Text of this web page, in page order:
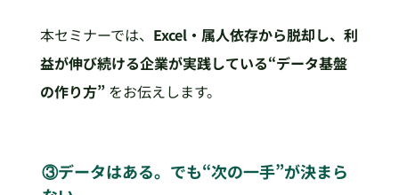
本セミナーでは、 Excel・属人依存から脱却し、利
益が伸び続ける企業が実践している“データ基盤
の作り方”をお伝えします。
③データはある。でも“次の一手”が決まら